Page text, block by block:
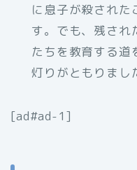
に息子が殺された
す。でも、残され
たちを教育する道
灯りがともりまし
[ad#ad-1]